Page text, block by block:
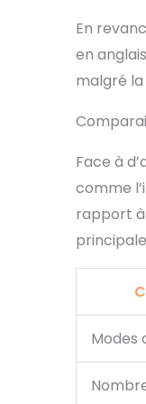
En
en
malgré
Face à
comme
rapport à
Modes